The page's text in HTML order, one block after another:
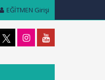
EĞİTMEN Girişi